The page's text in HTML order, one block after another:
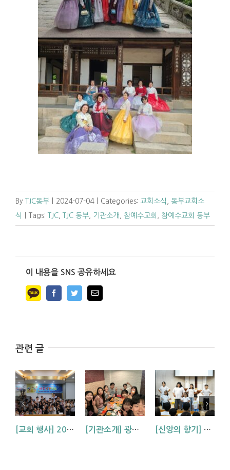
By TJC동부 2024-07-04 Categories: 교회소식
동부교회소
식
Tags: TJC TJC 동부 기관소개 참예수교회 참예수교회 동부
이 내용을 SNS 공유하세요
FacebookTwitterEmail
관련 글
[교회 행사] 2026 아동부 연합 여름성경학교 (부산, 거제, 대구) [기관소개] 광주교회 청년부를 소개합니다! [신앙의 향기] 우리 하나님은 크시다네_아동부 찬양